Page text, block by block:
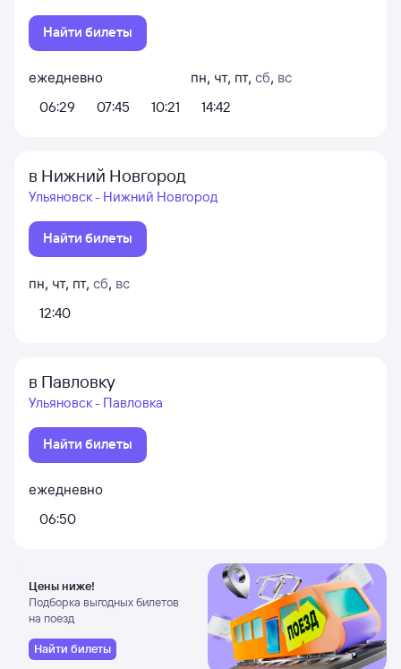
Найти билеты
ежедневно
06:29
07:45 10:21
пн, чт, пт, сб, вс
14:42
в Нижний Новгород
Ульяновск - Нижний Новгород
Найти билеты
пн, чт, пт, сб, вс
12:40
в Павловку
Ульяновск - Павловка
Найти билеты
ежедневно
06:50
Цены ниже!
Подборка выгодных билетов
на поезд
Найти билеты